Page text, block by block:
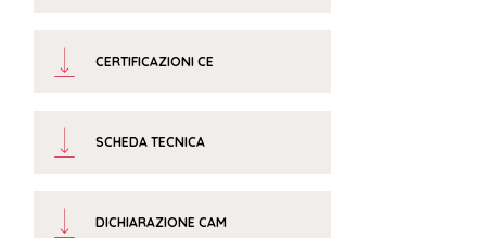
CERTIFICAZIONI CE
SCHEDA TECNICA
DICHIARAZIONE CAM